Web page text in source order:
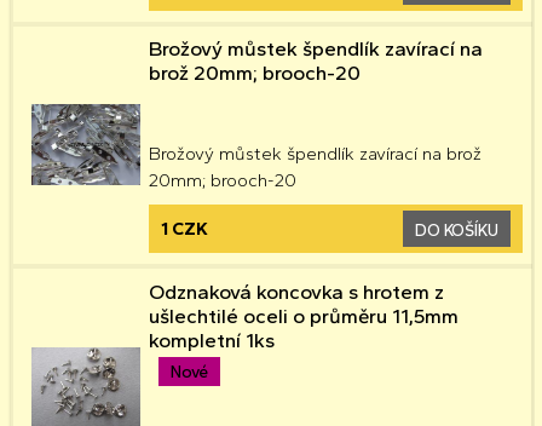
Brožový můstek špendlík zavírací na
brož 20mm; brooch-20
Brožový můstek špendlík zavírací na brož
20mm; brooch-20
1 CZK DO KOŠÍKU
Nové
Odznaková koncovka s hrotem z
ušlechtilé oceli o průměru 11,5mm
kompletní 1ks